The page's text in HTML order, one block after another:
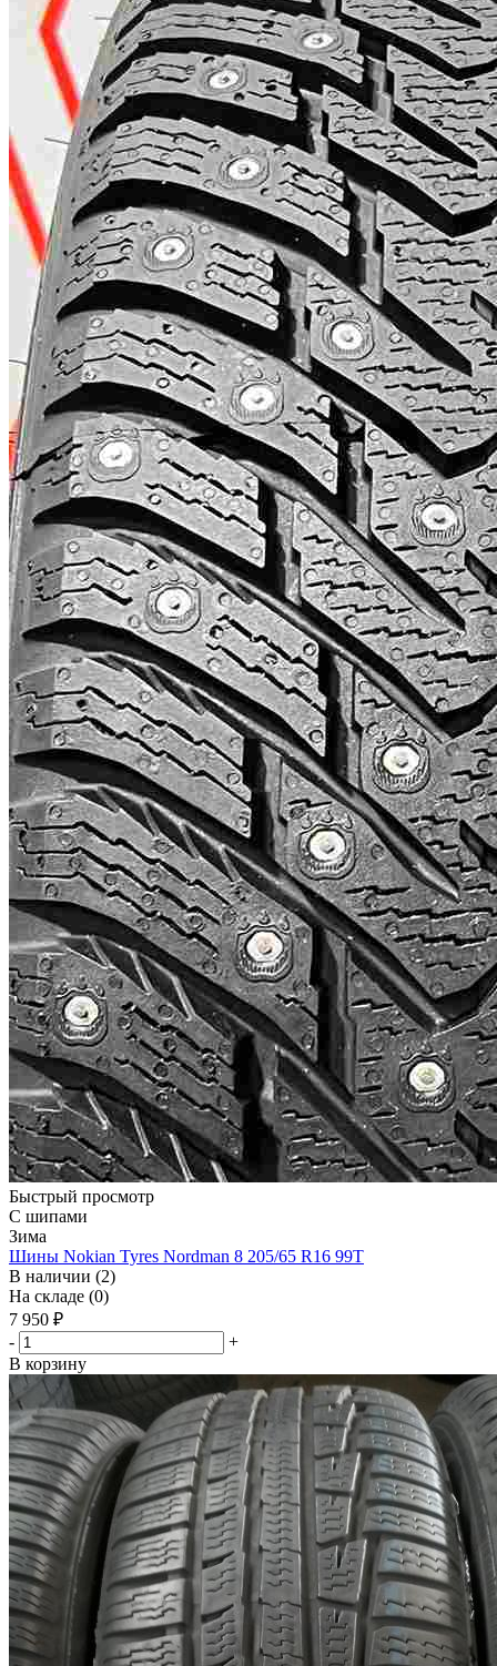
Быстрый просмотр
С шипами
Зима
Шины Nokian Tyres Nordman 8 205/65 R16 99T
В наличии (2)
На складе (0)
7 950 ₽
-
+
В корзину